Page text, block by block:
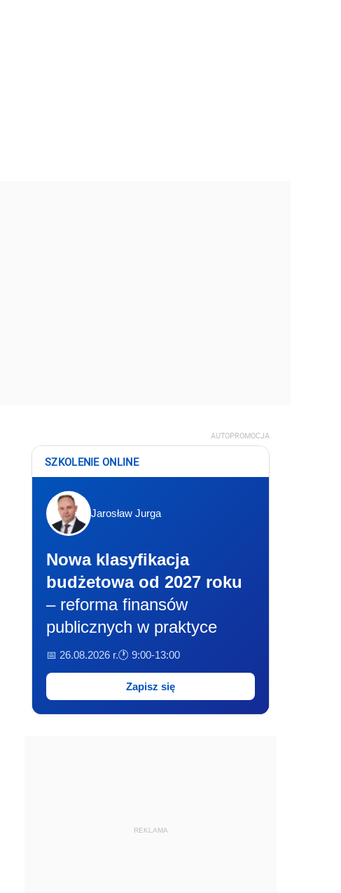
AUTOPROMOCJA
SZKOLENIE ONLINE
Jarosław Jurga
Nowa klasyfikacja
budżetowa od 2027 roku
– reforma finansów
publicznych w praktyce
📅 26.08.2026 r.🕐 9:00-13:00
Zapisz się
REKLAMA